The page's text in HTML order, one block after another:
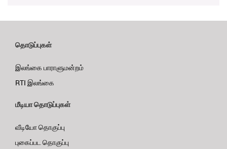
தொடுப்புகள்
இலங்கை பாராளுமன்றம்
RTI இலங்கை
மீடியா தொடுப்புகள்
வீடியோ தொகுப்பு
புகைப்பட தொகுப்பு